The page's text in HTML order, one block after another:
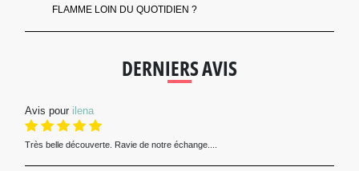
FLAMME LOIN DU QUOTIDIEN ?
DERNIERS AVIS
Avis pour ilena
Très belle découverte. Ravie de notre échange....